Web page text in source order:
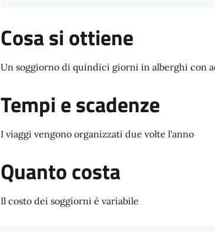
Cosa si ottiene
Un soggiorno di quindici giorni in alberghi con
Tempi e scadenze
I viaggi vengono organizzati due volte l'anno
Quanto costa
Il costo dei soggiorni è variabile